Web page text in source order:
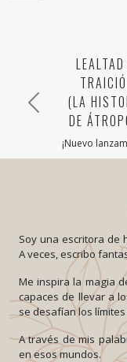
(LA
DE
¡Nuevo
Anterior
Soy una escritora de
A veces, escribo
Me inspira la magia
capaces de llevar a
se desafían los
A través de mis
en esos mundos.